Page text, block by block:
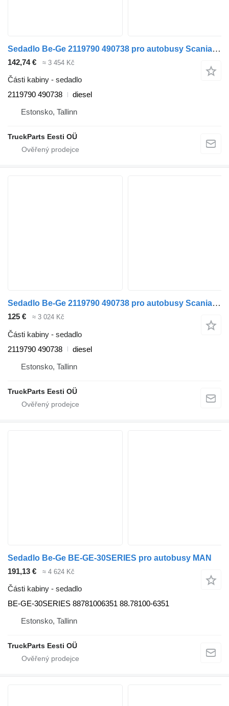
Sedadlo Be-Ge 2119790 490738 pro autobusy Scania K,N,F-series bus (2006-)
142,74 € ≈ 3 454 Kč
Části kabiny - sedadlo
2119790 490738
diesel
Estonsko, Tallinn
TruckParts Eesti OÜ
Sedadlo Be-Ge 2119790 490738 pro autobusy Scania K,N,F-series bus (2006-)
125 € ≈ 3 024 Kč
Části kabiny - sedadlo
2119790 490738
diesel
Estonsko, Tallinn
TruckParts Eesti OÜ
Sedadlo Be-Ge BE-GE-30SERIES pro autobusy MAN
191,13 €
≈ 4 624 Kč
Části kabiny - sedadlo
BE-GE-30SERIES 88781006351 88.78100-6351
Estonsko, Tallinn
TruckParts Eesti OÜ